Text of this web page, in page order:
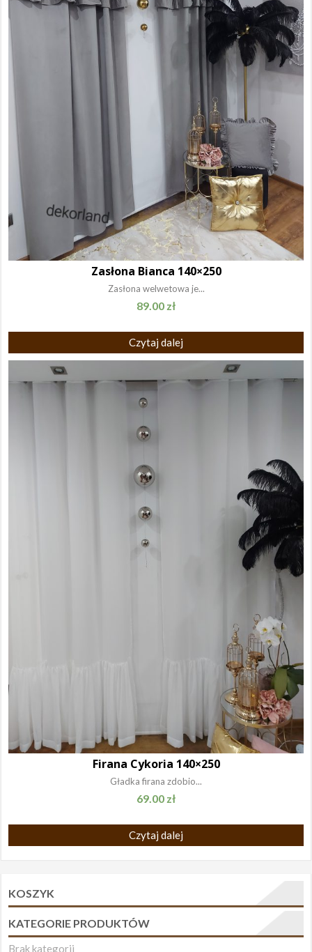
Zasłona Bianca 140×250
Zasłona welwetowa je...
89.00 zł
Czytaj dalej
Firana Cykoria 140×250
Gładka firana zdobio...
69.00 zł
Czytaj dalej
KOSZYK
KATEGORIE PRODUKTÓW
Brak kategorii